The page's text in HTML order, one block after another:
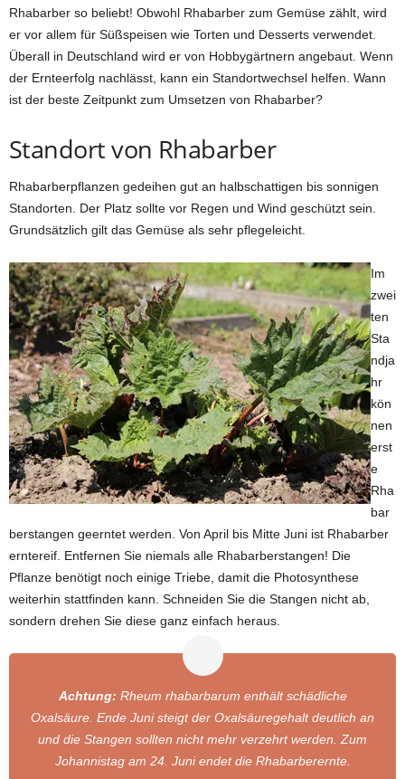
Rhabarber so beliebt! Obwohl Rhabarber zum Gemüse zählt, wird
er vor allem für Süßspeisen wie Torten und Desserts verwendet.
Überall in Deutschland wird er von Hobbygärtnern angebaut. Wenn
der Ernteerfolg nachlässt, kann ein Standortwechsel helfen. Wann
ist der beste Zeitpunkt zum Umsetzen von Rhabarber?
Standort von Rhabarber
Rhabarberpflanzen gedeihen gut an halbschattigen bis sonnigen
Standorten. Der Platz sollte vor Regen und Wind geschützt sein.
Grundsätzlich gilt das Gemüse als sehr pflegeleicht.
Im
zwei
ten
Sta
ndja
hr
kön
nen
erst
e
Rha
bar
berstangen geerntet werden. Von April bis Mitte Juni ist Rhabarber
erntereif. Entfernen Sie niemals alle Rhabarberstangen! Die
Pflanze benötigt noch einige Triebe, damit die Photosynthese
weiterhin stattfinden kann. Schneiden Sie die Stangen nicht ab,
sondern drehen Sie diese ganz einfach heraus.
Achtung: Rheum rhabarbarum enthält schädliche
Oxalsäure. Ende Juni steigt der Oxalsäuregehalt deutlich an
und die Stangen sollten nicht mehr verzehrt werden. Zum
Johannistag am 24. Juni endet die Rhabarberernte.